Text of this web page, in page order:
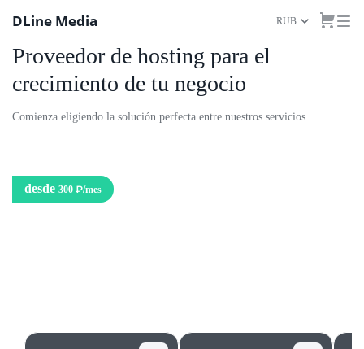
DLine Media RUB
Proveedor de hosting para el
crecimiento de tu negocio
Comienza eligiendo la solución perfecta entre nuestros servicios
desde 300 ₽/mes